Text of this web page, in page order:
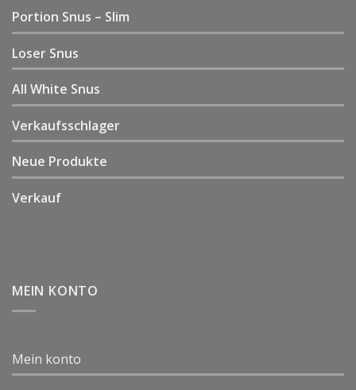
Portion Snus – Slim
Loser Snus
All White Snus
Verkaufsschlager
Neue Produkte
Verkauf
MEIN KONTO
Mein konto